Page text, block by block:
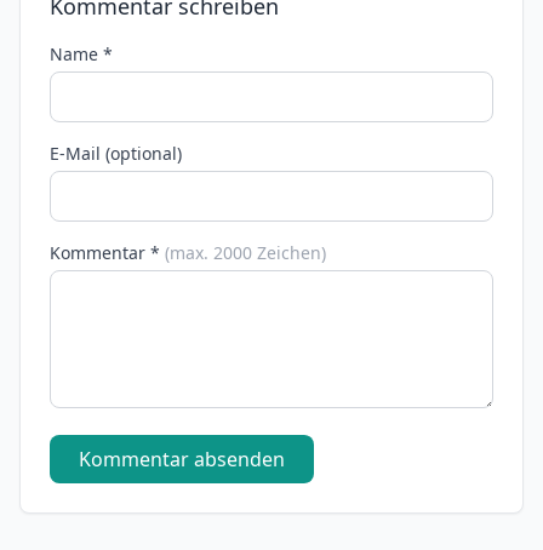
Kommentar schreiben
Name *
E-Mail (optional)
Kommentar * (max. 2000 Zeichen)
Kommentar absenden